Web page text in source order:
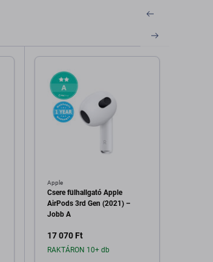
Apple
Csere fülhallgató Apple
AirPods 3rd Gen (2021) –
Jobb A
17 070 Ft
RAKTÁRON 10+ db